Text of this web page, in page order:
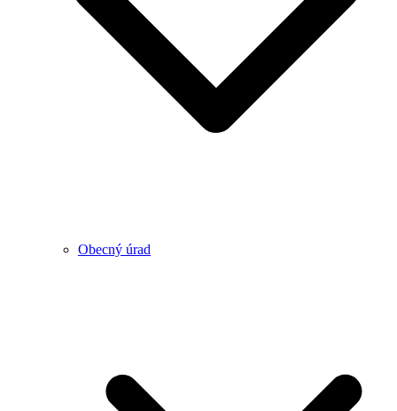
Obecný úrad